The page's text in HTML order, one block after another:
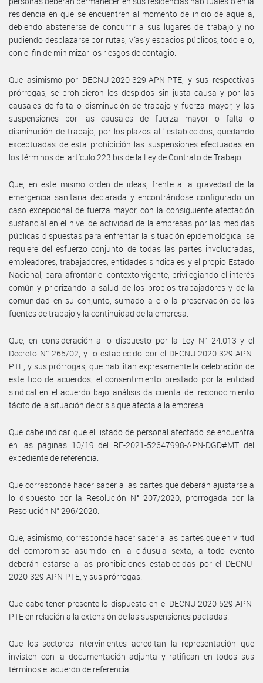
residencia en que se encuentren al momento de inicio de aquella,
debiendo abstenerse de concurrir a sus lugares de trabajo y no
pudiendo desplazarse por rutas, vías y espacios públicos, todo ello,
con el fin de minimizar los riesgos de contagio.
Que asimismo por DECNU-2020-329-APN-PTE, y sus respectivas
prórrogas, se prohibieron los despidos sin justa causa y por las
causales de falta o disminución de trabajo y fuerza mayor, y las
suspensiones por las causales de fuerza mayor o falta o
disminución de trabajo, por los plazos allí establecidos, quedando
exceptuadas de esta prohibición las suspensiones efectuadas en
los términos del artículo 223 bis de la Ley de Contrato de Trabajo.
Que, en este mismo orden de ideas, frente a la gravedad de la
emergencia sanitaria declarada y encontrándose configurado un
caso excepcional de fuerza mayor, con la consiguiente afectación
sustancial en el nivel de actividad de la empresas por las medidas
públicas dispuestas para enfrentar la situación epidemiológica, se
requiere del esfuerzo conjunto de todas las partes involucradas,
empleadores, trabajadores, entidades sindicales y el propio Estado
Nacional, para afrontar el contexto vigente, privilegiando el interés
común y priorizando la salud de los propios trabajadores y de la
comunidad en su conjunto, sumado a ello la preservación de las
fuentes de trabajo y la continuidad de la empresa.
Que, en consideración a lo dispuesto por la Ley N° 24.013 y el
Decreto N° 265/02, y lo establecido por el DECNU-2020-329-APN-
PTE, y sus prórrogas, que habilitan expresamente la celebración de
este tipo de acuerdos, el consentimiento prestado por la entidad
sindical en el acuerdo bajo análisis da cuenta del reconocimiento
tácito de la situación de crisis que afecta a la empresa.
Que cabe indicar que el listado de personal afectado se encuentra
en las páginas 10/19 del RE-2021-52647998-APN-DGD#MT del
expediente de referencia.
Que corresponde hacer saber a las partes que deberán ajustarse a
lo dispuesto por la Resolución N° 207/2020, prorrogada por la
Resolución N° 296/2020.
Que, asimismo, corresponde hacer saber a las partes que en virtud
del compromiso asumido en la cláusula sexta, a todo evento
deberán estarse a las prohibiciones establecidas por el DECNU-
2020-329-APN-PTE, y sus prórrogas.
Que cabe tener presente lo dispuesto en el DECNU-2020-529-APN-
PTE en relación a la extensión de las suspensiones pactadas.
Que los sectores intervinientes acreditan la representación que
invisten con la documentación adjunta y ratifican en todos sus
términos el acuerdo de referencia.